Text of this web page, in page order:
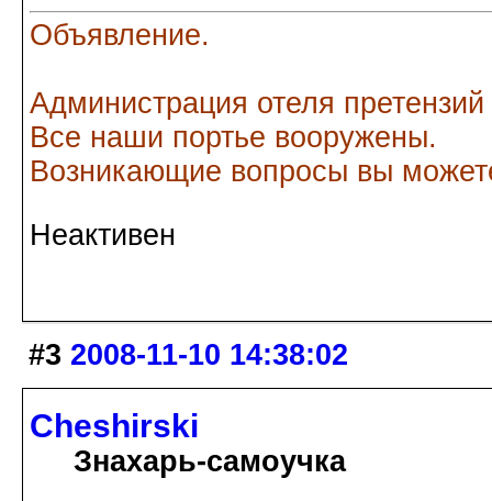
Объявление.
Администрация отеля
Все наши портье вооружены.
Возникающие вопросы вы
Неактивен
#3 2008-11-10 14:38:02
Cheshirski
Знахарь-самоучка